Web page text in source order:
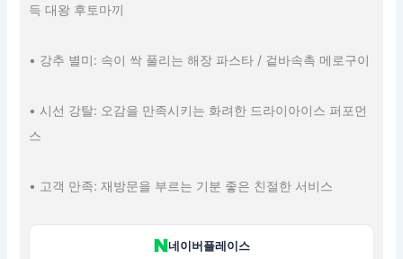
득 대왕 후토마끼
• 강추 별미: 속이 싹 풀리는 해장 파스타 / 겉바속촉 메로구이
• 시선 강탈: 오감을 만족시키는 화려한 드라이아이스 퍼포먼
스
• 고객 만족: 재방문을 부르는 기분 좋은 친절한 서비스
네이버플레이스